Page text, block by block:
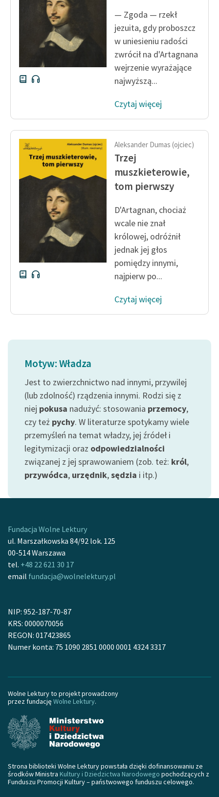
— Zgoda — rzekł
jezuita, gdy proboszcz
w uniesieniu radości
zwrócił na d'Artagnana
wejrzenie wyrażające
najwyższą...
Czytaj więcej
Aleksander Dumas (ojciec)
Trzej
muszkieterowie,
tom pierwszy
D'Artagnan, chociaż
wcale nie znał
królowej, odróżnił
jednak jej głos
pomiędzy innymi,
najpierw po...
Czytaj więcej
Motyw: Władza
Jest to zwierzchnictwo nad innymi, przywilej
(lub zdolność) rządzenia innymi. Rodzi się z
niej pokusa nadużyć: stosowania przemocy,
czy też pychy. W literaturze spotykamy wiele
przemyśleń na temat władzy, jej źródeł i
legitymizacji oraz odpowiedzialności
związanej z jej sprawowaniem (zob. też: król,
przywódca, urzędnik,sędzia i itp.)
Fundacja Wolne Lektury
ul. Marszałkowska 84/92 lok. 125
00-514 Warszawa
tel. +48 22 621 30 17
email fundacja@wolnelektury.pl
NIP: 952-187-70-87
KRS: 0000070056
REGON: 017423865
Numer konta: 75 1090 2851 0000 0001 4324 3317
Wolne Lektury to projekt prowadzony
przez fundację Wolne Lektury.
Strona biblioteki Wolne Lektury powstała dzięki dofinansowaniu ze
środków Ministra Kultury i Dziedzictwa Narodowego pochodzących z
Funduszu Promocji Kultury – państwowego funduszu celowego.